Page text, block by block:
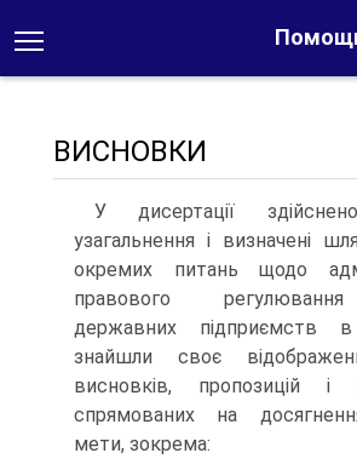
ВИСНОВКИ
У дисертації
узагальнення і визначені
окремих питань щодо
правового регулювання
державних підприємств
знайшли своє
висновків, пропозицій і
спрямованих на
мети, зокрема: